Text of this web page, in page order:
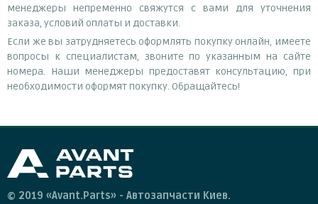
менеджеры непременно свяжутся с вами для уточнения
заказа, условий оплаты и доставки.
Если же вы затрудняетесь оформлять покупку онлайн, имеете
вопросы к специалистам, звоните по указанным на сайте
номера. Наши менеджеры предоставят консультацию, при
необходимости оформят покупку. Обращайтесь!
© 2019 «Avant.Parts» - Автозапчасти Киев.